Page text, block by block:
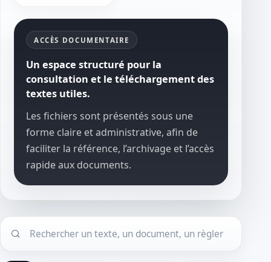
ACCÈS DOCUMENTAIRE
Un espace structuré pour la
consultation et le téléchargement des
textes utiles.
Les fichiers sont présentés sous une
forme claire et administrative, afin de
faciliter la référence, l’archivage et l’accès
rapide aux documents.